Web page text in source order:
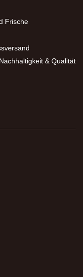
Frische
& Qualität